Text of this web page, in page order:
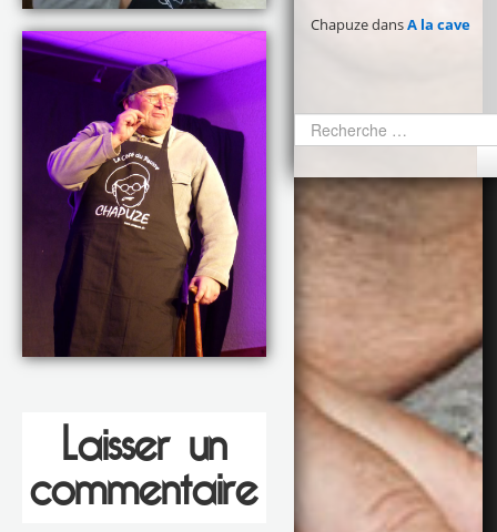
Laisser un
commentaire
ChapuzedansA la cave